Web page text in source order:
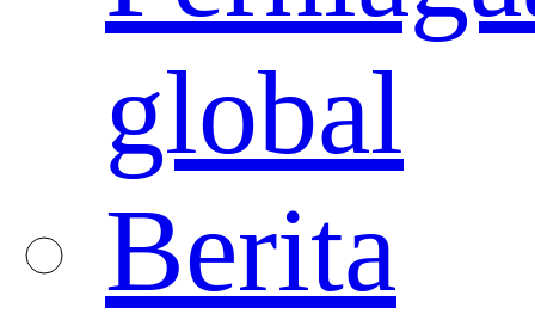
global
Berita